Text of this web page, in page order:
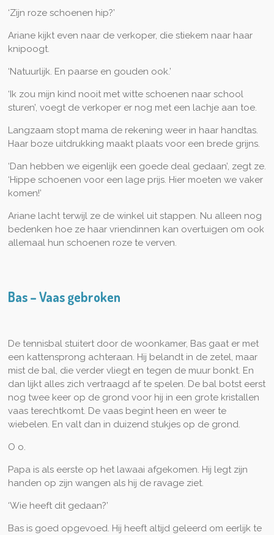
‘Zijn roze schoenen hip?’
Ariane kijkt even naar de verkoper, die stiekem naar haar
knipoogt.
‘Natuurlijk. En paarse en gouden ook.’
‘Ik zou mijn kind nooit met witte schoenen naar school
sturen’, voegt de verkoper er nog met een lachje aan toe.
Langzaam stopt mama de rekening weer in haar handtas.
Haar boze uitdrukking maakt plaats voor een brede grijns.
‘Dan hebben we eigenlijk een goede deal gedaan’, zegt ze.
‘Hippe schoenen voor een lage prijs. Hier moeten we vaker
komen!’
Ariane lacht terwijl ze de winkel uit stappen. Nu alleen nog
bedenken hoe ze haar vriendinnen kan overtuigen om ook
allemaal hun schoenen roze te verven.
Bas – Vaas gebroken
De tennisbal stuitert door de woonkamer, Bas gaat er met
een kattensprong achteraan. Hij belandt in de zetel, maar
mist de bal, die verder vliegt en tegen de muur bonkt. En
dan lijkt alles zich vertraagd af te spelen. De bal botst eerst
nog twee keer op de grond voor hij in een grote kristallen
vaas terechtkomt. De vaas begint heen en weer te
wiebelen. En valt dan in duizend stukjes op de grond.
O o.
Papa is als eerste op het lawaai afgekomen. Hij legt zijn
handen op zijn wangen als hij de ravage ziet.
‘Wie heeft dit gedaan?’
Bas is goed opgevoed. Hij heeft altijd geleerd om eerlijk te